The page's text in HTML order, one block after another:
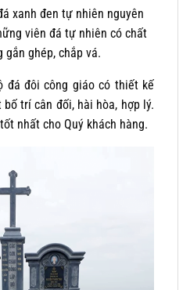
xanh đen tự nhiên nguyên
viên đá tự nhiên có chất
gắn ghép, chắp vá.
đá đôi công giáo có thiết kế
trí cân đối, hài hòa, hợp lý.
nhất cho Quý khách hàng.